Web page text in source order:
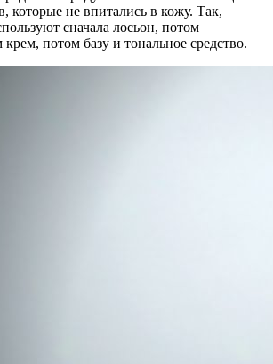
которые не впитались в кожу. Так,
сначала лосьон, потом
потом базу и тональное средство.